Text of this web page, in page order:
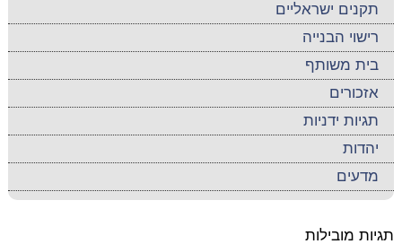
תקנים ישראליים
רישוי הבנייה
בית משותף
אזכורים
תגיות ידניות
יהדות
מדעים
תגיות מובילות